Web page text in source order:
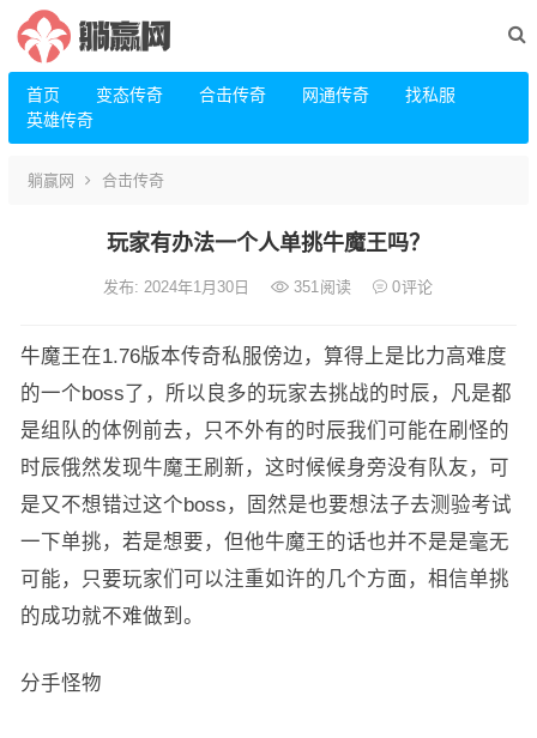
首页 变态传奇 合击传奇 网通传奇
找私服
英雄传奇
躺赢网 合击传奇
玩家有办法一个人单挑牛魔王吗？
发布: 2024年1月30日 351阅读 0评论
牛魔王在1.76版本传奇私服傍边，算得上是比力高难度
的一个boss了，所以良多的玩家去挑战的时辰，凡是都
是组队的体例前去，只不外有的时辰我们可能在刷怪的
时辰俄然发现牛魔王刷新，这时候候身旁没有队友，可
是又不想错过这个boss，固然是也要想法子去测验考试
一下单挑，若是想要，但他牛魔王的话也并不是是毫无
可能，只要玩家们可以注重如许的几个方面，相信单挑
的成功就不难做到。
分手怪物